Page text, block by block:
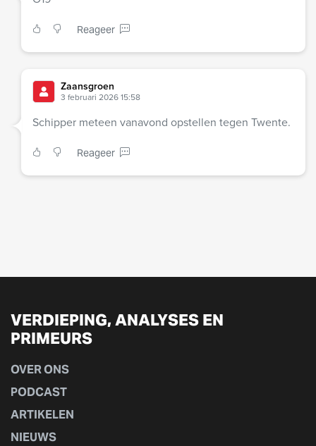
Reageer
Zaansgroen
3 februari 2026 15:58
Schipper meteen vanavond opstellen tegen Twente.
Reageer
VERDIEPING, ANALYSES EN
PRIMEURS
OVER ONS
PODCAST
ARTIKELEN
NIEUWS